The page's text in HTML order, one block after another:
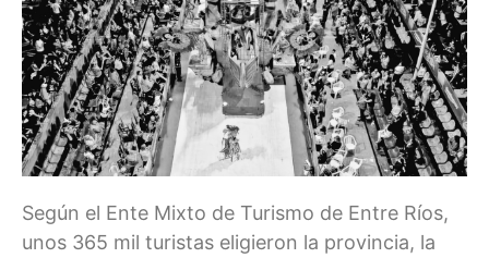
Según el Ente Mixto de Turismo de Entre Ríos,
unos 365 mil turistas eligieron la provincia, la